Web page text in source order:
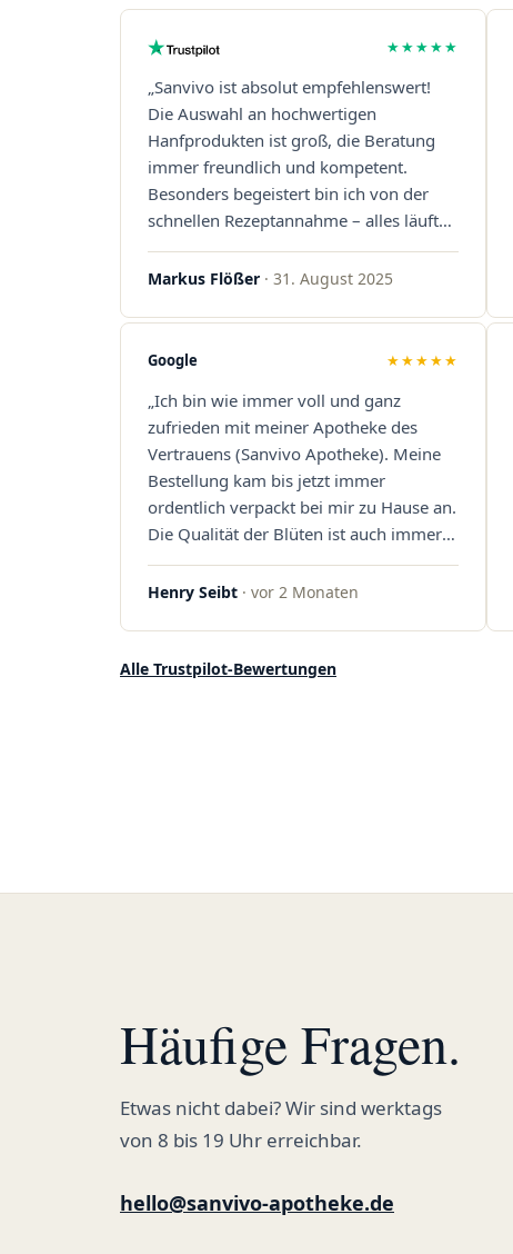
★★★★★
„Sanvivo ist absolut empfehlenswert!
Die Auswahl an hochwertigen
Hanfprodukten ist groß, die Beratung
immer freundlich und kompetent.
Besonders begeistert bin ich von der
schnellen Rezeptannahme – alles läuft
unkompliziert und reibungslos. Auch die
Lieferungen sind extrem zügig, was mir
dass hier Qualität, Service und
Kundenzufriedenheit an erster Stelle
Sanvivo – ich bin rundum begeistert!"
Markus Flößer · 31. August 2025
Google ★★★★★
„Ich bin wie immer voll und ganz
zufrieden mit meiner Apotheke des
Vertrauens (Sanvivo Apotheke). Meine
Bestellung kam bis jetzt immer
ordentlich verpackt bei mir zu Hause an.
Die Qualität der Blüten ist auch immer
auf einem hohen Niveau, die Auswahl
ist groß und die Preise sind fair. Die
Qualität. Ich bestelle hier schon länger
Henry Seibt · vor 2 Monaten
Alle Trustpilot-Bewertungen
Häufige Fragen.
Etwas nicht dabei? Wir sind werktags
von 8 bis 19 Uhr erreichbar.
hello@sanvivo-apotheke.de